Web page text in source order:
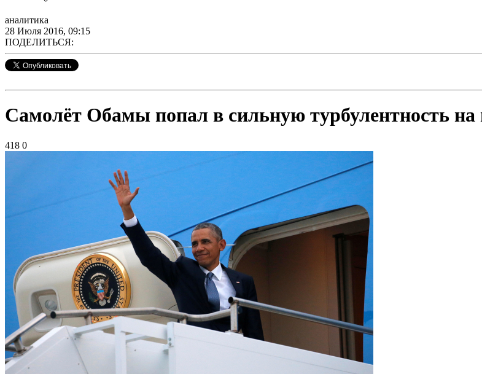
аналитика
28 Июля 2016, 09:15
ПОДЕЛИТЬСЯ:
Самолёт Обамы попал в сильную турбулентность
418 0